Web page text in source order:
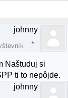
johnny
Naštuduj si
ti to nepôjde.
johnny